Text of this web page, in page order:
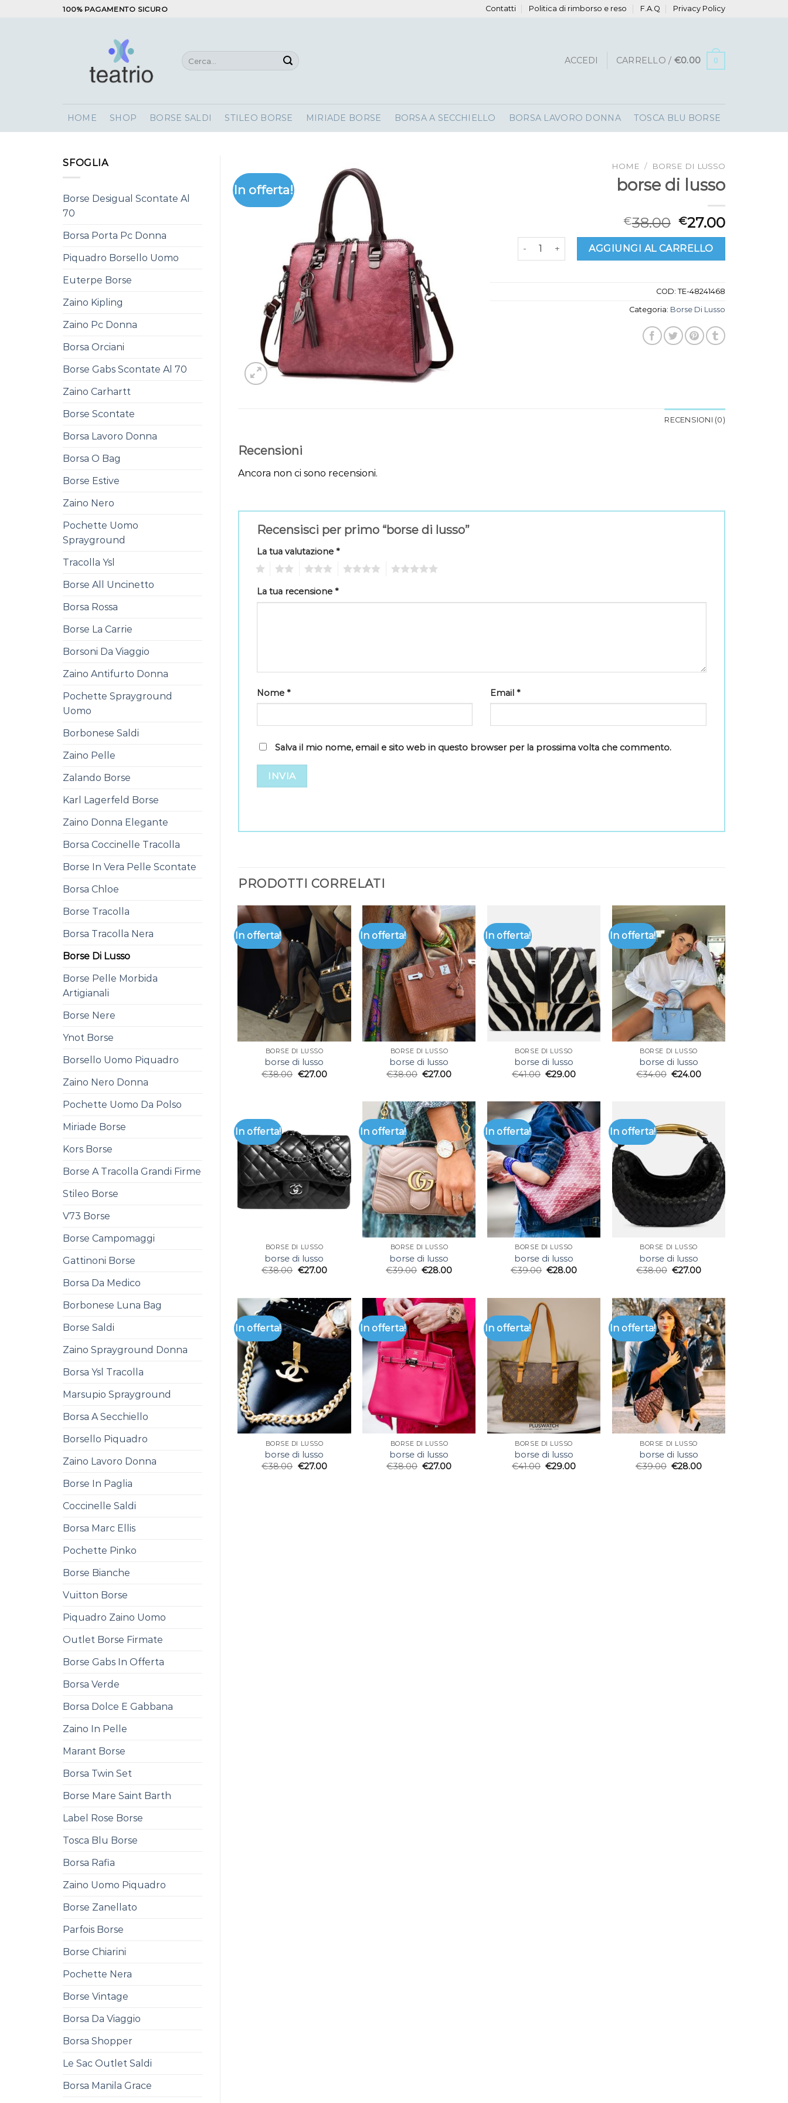
100% PAGAMENTO SICURO Contatti Politica di rimborso e reso F.A.Q Privacy Policy
Cerca: ACCEDI CARRELLO / €0.00 0
HOME SHOP BORSE SALDI STILEO BORSE MIRIADE BORSE BORSA A SECCHIELLO BORSA LAVORO DONNA TOSCA BLU BORSE
SFOGLIA
Borse Desigual Scontate Al
70
Borsa Porta Pc Donna
Piquadro Borsello Uomo
Euterpe Borse
Zaino Kipling
Zaino Pc Donna
Borsa Orciani
Borse Gabs Scontate Al 70
Zaino Carhartt
Borse Scontate
Borsa Lavoro Donna
Borsa O Bag
Borse Estive
Zaino Nero
Pochette Uomo
Sprayground
Tracolla Ysl
Borse All Uncinetto
Borsa Rossa
Borse La Carrie
Borsoni Da Viaggio
Zaino Antifurto Donna
Pochette Sprayground
Uomo
Borbonese Saldi
Zaino Pelle
Zalando Borse
Karl Lagerfeld Borse
Zaino Donna Elegante
Borsa Coccinelle Tracolla
Borse In Vera Pelle Scontate
Borsa Chloe
Borse Tracolla
Borsa Tracolla Nera
Borse Di Lusso
Borse Pelle Morbida
Artigianali
Borse Nere
Ynot Borse
Borsello Uomo Piquadro
Zaino Nero Donna
Pochette Uomo Da Polso
Miriade Borse
Kors Borse
Borse A Tracolla Grandi Firme
Stileo Borse
V73 Borse
Borse Campomaggi
Gattinoni Borse
Borsa Da Medico
Borbonese Luna Bag
Borse Saldi
Zaino Sprayground Donna
Borsa Ysl Tracolla
Marsupio Sprayground
Borsa A Secchiello
Borsello Piquadro
Zaino Lavoro Donna
Borse In Paglia
Coccinelle Saldi
Borsa Marc Ellis
Pochette Pinko
Borse Bianche
Vuitton Borse
Piquadro Zaino Uomo
Outlet Borse Firmate
Borse Gabs In Offerta
Borsa Verde
Borsa Dolce E Gabbana
Zaino In Pelle
Marant Borse
Borsa Twin Set
Borse Mare Saint Barth
Label Rose Borse
Tosca Blu Borse
Borsa Rafia
Zaino Uomo Piquadro
Borse Zanellato
Parfois Borse
Borse Chiarini
Pochette Nera
Borse Vintage
Borsa Da Viaggio
Borsa Shopper
Le Sac Outlet Saldi
Borsa Manila Grace
In offerta!
HOME / BORSE DI LUSSO
borse di lusso
€38.00 €27.00
borse di lusso quantitàAGGIUNGI AL CARRELLO
COD: TE-48241468
Categoria: Borse Di Lusso
RECENSIONI (0)
Recensioni
Ancora non ci sono recensioni.
Recensisci per primo “borse di lusso”
La tua valutazione *
La tua recensione *
Nome * Email*
Salva il mio nome, email e sito web in questo browser per la prossima volta che commento.
PRODOTTI CORRELATI
In offerta!
BORSE DI LUSSO
borse di lusso
€38.00 €27.00
In offerta!
BORSE DI LUSSO
borse di lusso
€38.00 €27.00
In offerta!
BORSE DI LUSSO
borse di lusso
€41.00 €29.00
In offerta!
BORSE DI LUSSO
borse di lusso
€34.00 €24.00
In offerta!
BORSE DI LUSSO
borse di lusso
€38.00 €27.00
In offerta!
BORSE DI LUSSO
borse di lusso
€39.00 €28.00
In offerta!
BORSE DI LUSSO
borse di lusso
€39.00 €28.00
In offerta!
BORSE DI LUSSO
borse di lusso
€38.00 €27.00
In offerta!
BORSE DI LUSSO
borse di lusso
€38.00 €27.00
In offerta!
BORSE DI LUSSO
borse di lusso
€38.00 €27.00
In offerta!
BORSE DI LUSSO
borse di lusso
€41.00 €29.00
In offerta!
BORSE DI LUSSO
borse di lusso
€39.00 €28.00